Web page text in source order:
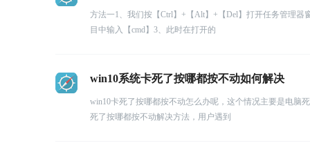
方法一1、我们按【Ctrl】+【Alt】+【Del】打开任务管理
目中输入【cmd】3、此时在打开的
win10系统卡死了按哪都按不动如何解决
win10卡死了按哪都按不动怎么办呢，这个情况主要是电脑
死了按哪都按不动解决方法，用户遇到